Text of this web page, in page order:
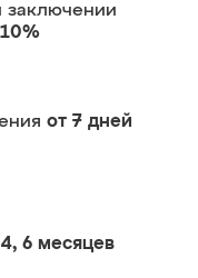
заключении
от 7 дней
6 месяцев